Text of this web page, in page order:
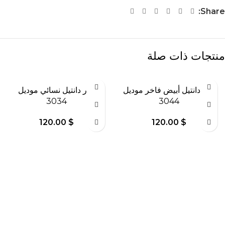
Share:
منتجات ذات صلة
اندر دانتيل أبيض فاخر موديل
3044
120.00 $
اندر دانتيل نسائي موديل
3034
120.00 $